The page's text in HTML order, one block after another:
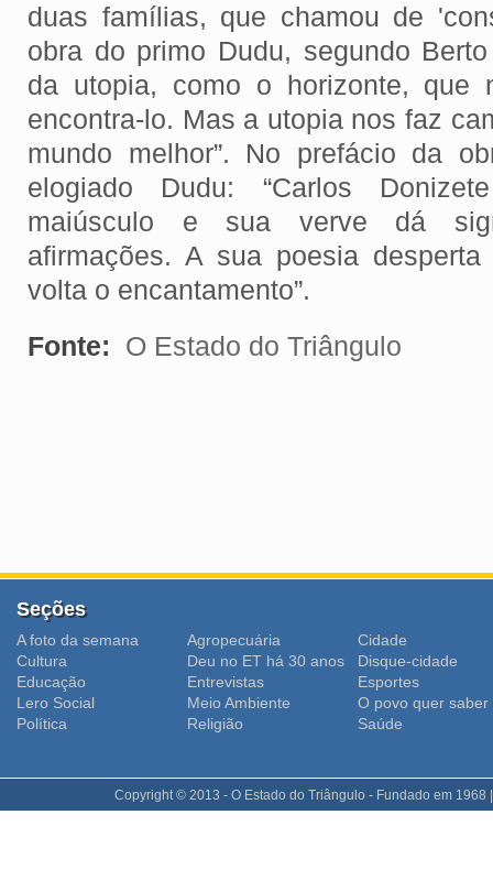
duas famílias, que chamou de
obra do primo Dudu, segundo
da utopia, como o horizonte, que
encontra-lo. Mas a utopia nos faz
mundo melhor”. No prefácio da
elogiado Dudu: “Carlos
maiúsculo e sua verve dá
afirmações. A sua poesia
volta o encantamento”.
Fonte:
O Estado do Triângulo
Seções
A foto da semana Agropecuária
Cidade
Cultura
Deu no ET há 30 anos
Disque-cidade
Educação
Entrevistas
Esportes
Lero Social
Meio Ambiente
O povo quer saber
Polí­tica
Religião Saúde
Copyright © 2013 - O Estado do Triângulo - Fundado em